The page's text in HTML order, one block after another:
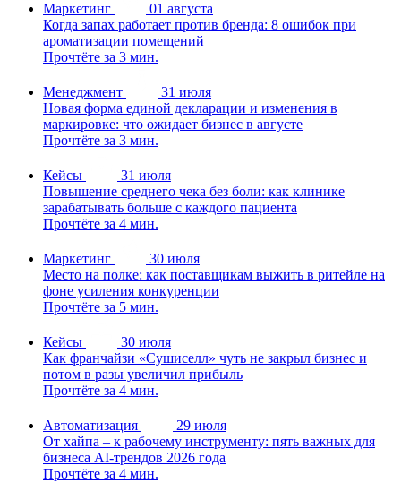
Маркетинг
01 августа
Когда запах работает против бренда: 8 ошибок при
ароматизации помещений
Прочтёте за 3 мин.
Менеджмент
31 июля
Новая форма единой декларации и изменения в
маркировке: что ожидает бизнес в августе
Прочтёте за 3 мин.
Кейсы
31 июля
Повышение среднего чека без боли: как клинике
зарабатывать больше с каждого пациента
Прочтёте за 4 мин.
Маркетинг
30 июля
Место на полке: как поставщикам выжить в ритейле на
фоне усиления конкуренции
Прочтёте за 5 мин.
Кейсы
30 июля
Как франчайзи «Сушиселл» чуть не закрыл бизнес и
потом в разы увеличил прибыль
Прочтёте за 4 мин.
Автоматизация
29 июля
От хайпа – к рабочему инструменту: пять важных для
бизнеса AI-трендов 2026 года
Прочтёте за 4 мин.